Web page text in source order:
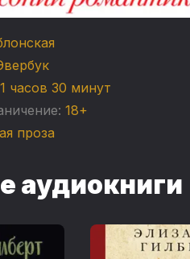
часов 30 минут
18+
проза
аудиокниги